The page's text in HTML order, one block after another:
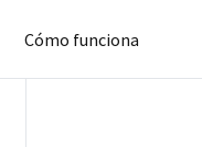
Cómo funciona